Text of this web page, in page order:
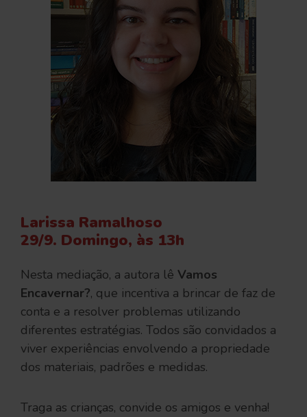
Larissa Ramalhoso
29/9. Domingo, às 13h
Nesta mediação, a autora lê Vamos
Encavernar?, que incentiva a brincar de faz de
conta e a resolver problemas utilizando
diferentes estratégias. Todos são convidados a
viver experiências envolvendo a propriedade
dos materiais, padrões e medidas.
Traga as crianças, convide os amigos e venha!